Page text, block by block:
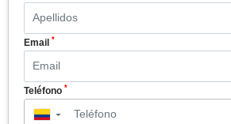
Email *
Teléfono *
▼